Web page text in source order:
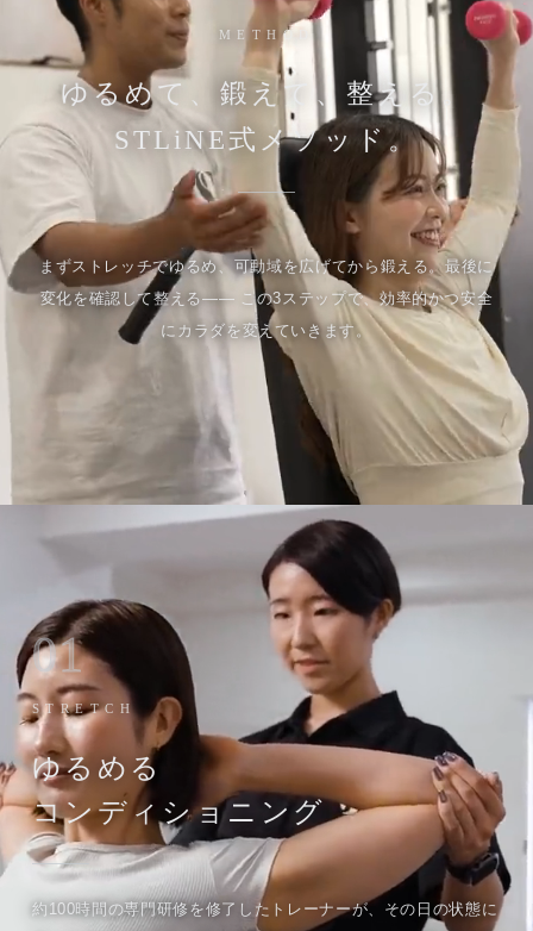
METHOD
ゆるめて、鍛えて、整える。
STLiNE式メソッド。
まずストレッチでゆるめ、可動域を広げてから鍛える。最後に
変化を確認して整える—— この3ステップで、効率的かつ安全
にカラダを変えていきます。
01
STRETCH
ゆるめる
コンディショニング
約100時間の専門研修を修了したトレーナーが、その日の状態に